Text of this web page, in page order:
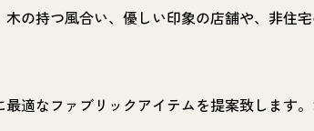
の持つ風合い、優しい印象の店舗や、非住
適なファブリックアイテムを提案致します